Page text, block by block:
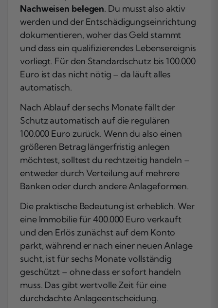
Nachweisen belegen. Du musst also aktiv
werden und der Entschädigungseinrichtung
dokumentieren, woher das Geld stammt
und dass ein qualifizierendes Lebensereignis
vorliegt. Für den Standardschutz bis 100.000
Euro ist das nicht nötig – da läuft alles
automatisch.
Nach Ablauf der sechs Monate fällt der
Schutz automatisch auf die regulären
100.000 Euro zurück. Wenn du also einen
größeren Betrag längerfristig anlegen
möchtest, solltest du rechtzeitig handeln –
entweder durch Verteilung auf mehrere
Banken oder durch andere Anlageformen.
Die praktische Bedeutung ist erheblich. Wer
eine Immobilie für 400.000 Euro verkauft
und den Erlös zunächst auf dem Konto
parkt, während er nach einer neuen Anlage
sucht, ist für sechs Monate vollständig
geschützt – ohne dass er sofort handeln
muss. Das gibt wertvolle Zeit für eine
durchdachte Anlageentscheidung.